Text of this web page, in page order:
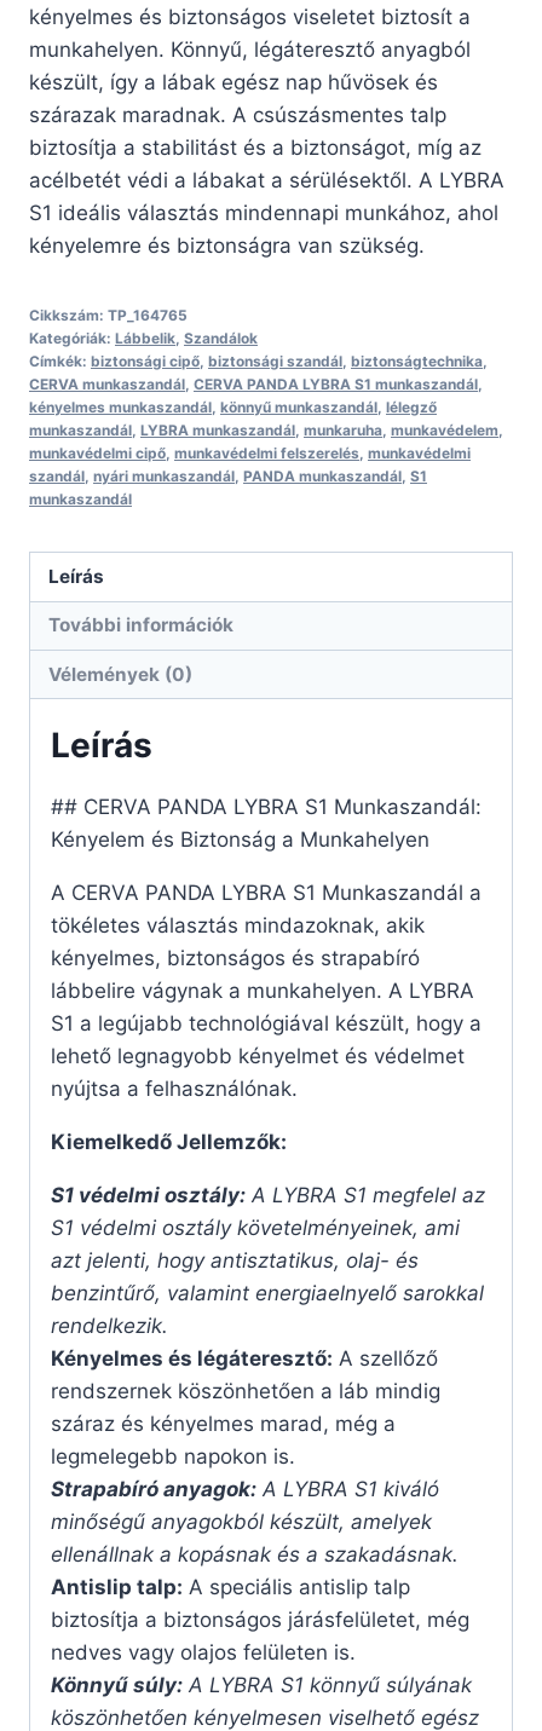
kényelmes és biztonságos viseletet biztosít a
munkahelyen. Könnyű, légáteresztő anyagból
készült, így a lábak egész nap hűvösek és
szárazak maradnak. A csúszásmentes talp
biztosítja a stabilitást és a biztonságot, míg az
acélbetét védi a lábakat a sérülésektől. A LYBRA
S1 ideális választás mindennapi munkához, ahol
kényelemre és biztonságra van szükség.
Cikkszám: TP_164765
Kategóriák: Lábbelik, Szandálok
Címkék: biztonsági cipő, biztonsági szandál, biztonságtechnika,
CERVA munkaszandál, CERVA PANDA LYBRA S1 munkaszandál,
kényelmes munkaszandál, könnyű munkaszandál, lélegző
munkaszandál, LYBRA munkaszandál, munkaruha, munkavédelem,
munkavédelmi cipő, munkavédelmi felszerelés, munkavédelmi
szandál, nyári munkaszandál, PANDA munkaszandál, S1
munkaszandál
Leírás
További információk
Vélemények (0)
Leírás
## CERVA PANDA LYBRA S1 Munkaszandál:
Kényelem és Biztonság a Munkahelyen
A CERVA PANDA LYBRA S1 Munkaszandál a
tökéletes választás mindazoknak, akik
kényelmes, biztonságos és strapabíró
lábbelire vágynak a munkahelyen. A LYBRA
S1 a legújabb technológiával készült, hogy a
lehető legnagyobb kényelmet és védelmet
nyújtsa a felhasználónak.
Kiemelkedő Jellemzők:
S1 védelmi osztály: A LYBRA S1 megfelel az
S1 védelmi osztály követelményeinek, ami
azt jelenti, hogy antisztatikus, olaj- és
benzintűrő, valamint energiaelnyelő sarokkal
rendelkezik.
Kényelmes és légáteresztő: A szellőző
rendszernek köszönhetően a láb mindig
száraz és kényelmes marad, még a
legmelegebb napokon is.
Strapabíró anyagok: A LYBRA S1 kiváló
minőségű anyagokból készült, amelyek
ellenállnak a kopásnak és a szakadásnak.
Antislip talp: A speciális antislip talp
biztosítja a biztonságos járásfelületet, még
nedves vagy olajos felületen is.
Könnyű súly: A LYBRA S1 könnyű súlyának
köszönhetően kényelmesen viselhető egész